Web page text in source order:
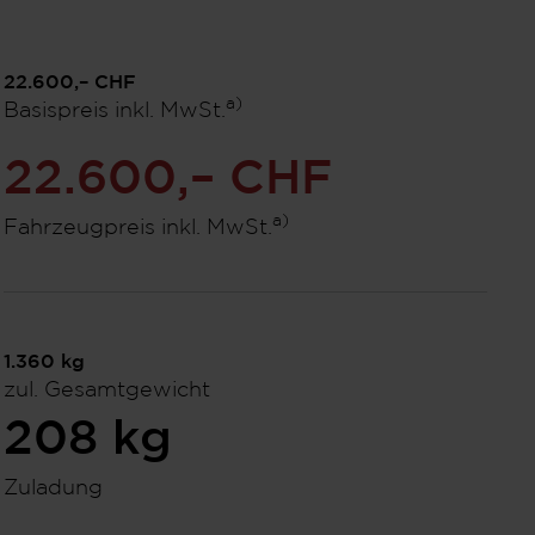
22.600,– CHF
Basispreis inkl. MwSt. a)
22.600,– CHF
Fahrzeugpreis inkl. MwSt. a)
1.360 kg
zul. Gesamtgewicht
208 kg
Zuladung